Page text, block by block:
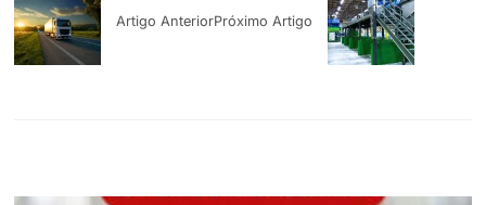
Artigo AnteriorPróximo Artigo